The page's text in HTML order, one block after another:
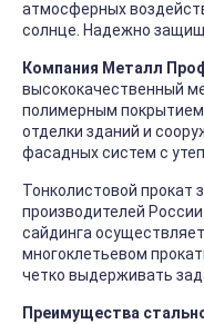
атмосферных
солнце. Надежно
Компания Металл
высококачественный
полимерным
отделки зданий и
фасадных систем с
Тонколистовой прокат
производителей
сайдинга
многоклетьевом
четко выдерживать
Преимущества